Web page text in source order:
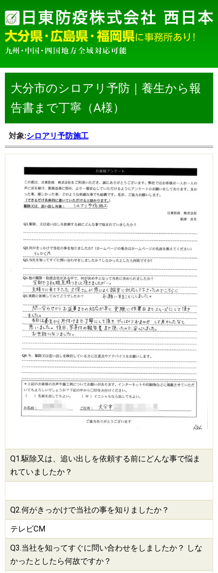
大分市のシロアリ予防｜養生から報
告書まで丁寧（A様）
対象:シロアリ予防施工
Q1.駆除又は、追い出しを依頼する前にどんな事で悩ま
れていましたか？
Q2.何がきっかけで当社の事を知りましたか？
テレビCM
Q3.当社を知ってすぐに問い合わせをしましたか？ しな
かったとしたら何故ですか？